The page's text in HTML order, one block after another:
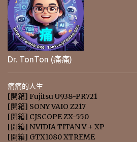
Dr. TonTon (痛痛)
痛痛的人生
[開箱] Fujitsu U938-PR721
[開箱] SONY VAIO Z217
[開箱] CJSCOPE ZX-550
[開箱] NVIDIA TITAN V + XP
[開箱] GTX1080 XTREME